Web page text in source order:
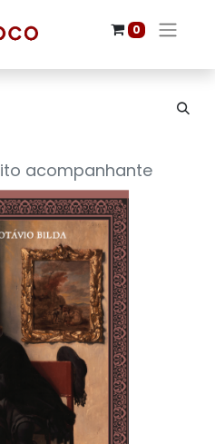
0
acompanhante